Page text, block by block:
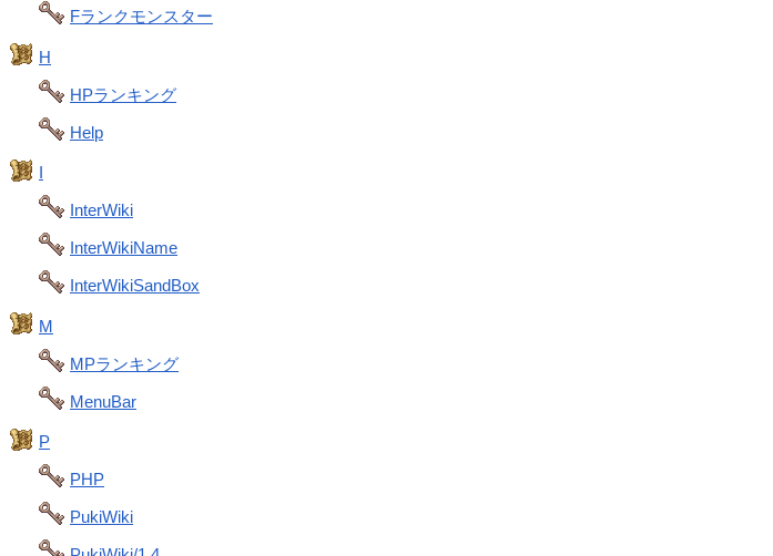
Fランクモンスター
H
HPランキング
Help
I
InterWiki
InterWikiName
InterWikiSandBox
M
MPランキング
MenuBar
P
PHP
PukiWiki